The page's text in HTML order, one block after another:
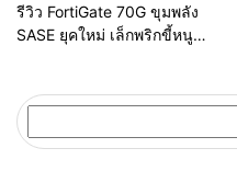
รีวิว FortiGate 70G ขุมพลัง
SASE ยุคใหม่ เล็กพริกขี้หนู
ค้นหา
สำหรับ: